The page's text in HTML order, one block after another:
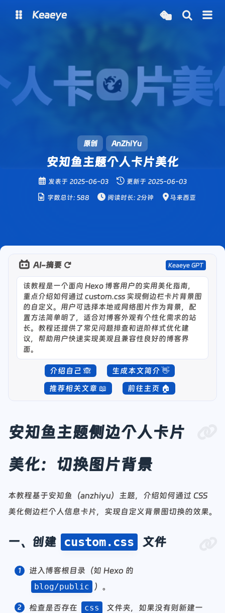
图床 状态监控
Analytics
Keaeye
原创 AnZhiYu
安知鱼主题个人卡片美化
发表于 2025-06-03 更新于 2025-06-03
字数总计: 588 阅读时长: 2分钟 马来西亚
AI-摘要 Keaeye GPT
该教程是一个面向 Hexo 博客用户的实用美化指南，
重点介绍如何通过 custom.css 实现侧边栏卡片背景图
的自定义。用户可选择本地或网络图片作为背景，配
置方法简单明了，适合对博客外观有个性化需求的站
长。教程还提供了常见问题排查和进阶样式优化建
议，帮助用户快速实现美观且兼容性良好的博客界
面。
介绍自己 🙈
生成本文简介 👋
推荐相关文章 📖
前往主页 🏠
安知鱼主题侧边个人卡片
美化：切换图片背景
本教程基于安知鱼（anzhiyu）主题，介绍如何通过 CSS
美化侧边栏个人信息卡片，实现自定义背景图切换的效果。
一、创建 custom.css 文件
进入博客根目录（如 Hexo 的
blog/public
）。
检查是否存在 css
文件夹，如果没有则新建一